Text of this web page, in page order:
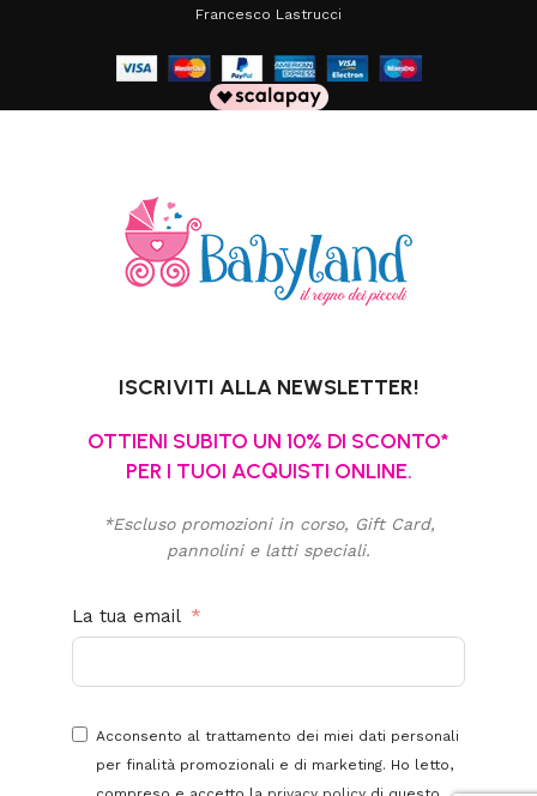
Francesco Lastrucci
ISCRIVITI ALLA NEWSLETTER!
OTTIENI SUBITO UN 10% DI SCONTO*
PER I TUOI ACQUISTI ONLINE.
*Escluso promozioni in corso, Gift Card,
pannolini e latti speciali.
La tua email
Acconsento al trattamento dei miei dati personali
per finalità promozionali e di marketing. Ho letto,